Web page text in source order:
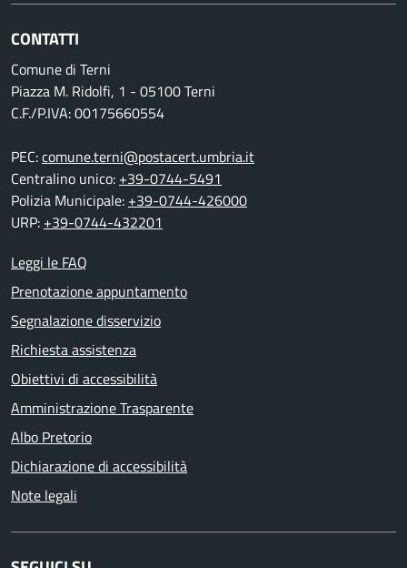
CONTATTI
Comune di Terni
Piazza M. Ridolfi, 1 - 05100 Terni
C.F./P.IVA: 00175660554
PEC:comune.terni@postacert.umbria.it
Centralino unico: +39-0744-5491
Polizia Municipale: +39-0744-426000
URP: +39-0744-432201
Leggi le FAQ
Prenotazione appuntamento
Segnalazione disservizio
Richiesta assistenza
Obiettivi di accessibilità
Amministrazione Trasparente
Albo Pretorio
Dichiarazione di accessibilità
Note legali